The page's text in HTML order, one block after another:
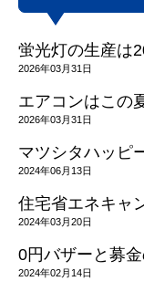
蛍光灯の生産は
2026年03月31日
エアコンはこの
2026年03月31日
マツシタハッピ
2024年06月13日
住宅省エネキャ
2024年03月20日
0円バザーと募
2024年02月14日